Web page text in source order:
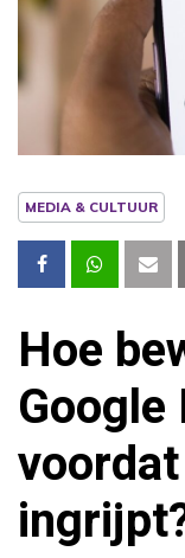
MEDIA & CULTUUR
Hoe